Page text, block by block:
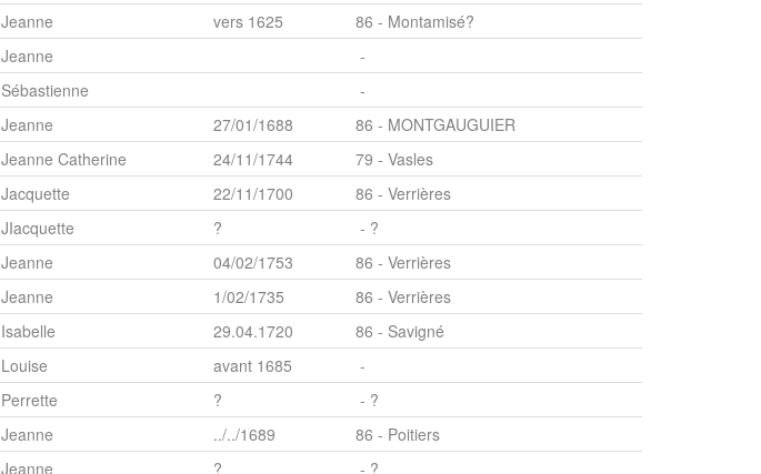
Jeanne vers 1625
86 - Montamisé?
Jeanne
-
Sébastienne
-
Jeanne 27/01/1688
86 - MONTGAUGUIER
Jeanne Catherine 24/11/1744
79 - Vasles
Jacquette 22/11/1700
86 - Verrières
JIacquette ?
- ?
Jeanne 04/02/1753
86 - Verrières
Jeanne 1/02/1735
86 - Verrières
Isabelle 29.04.1720
86 - Savigné
Louise avant 1685
-
Perrette ?
- ?
Jeanne ../../1689
86 - Poitiers
Jeanne ? - ?